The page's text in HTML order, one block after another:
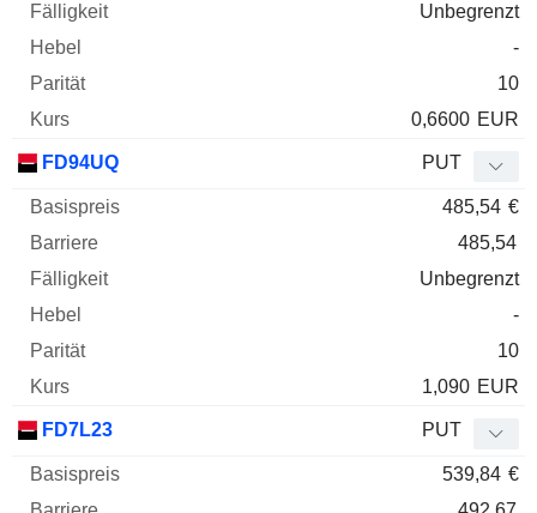
Unbegrenzt
-
10
0,6600 EUR
FD94UQ PUT
485,54 €
485,54
Unbegrenzt
-
10
1,090 EUR
FD7L23 PUT
539,84 €